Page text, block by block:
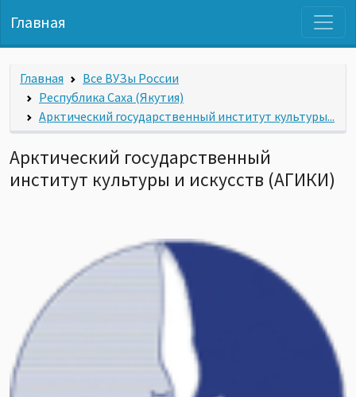
Главная
Главная
Все ВУЗы России
Республика Саха (Якутия)
Арктический государственный институт культуры...
Арктический государственный
институт культуры и искусств (АГИКИ)